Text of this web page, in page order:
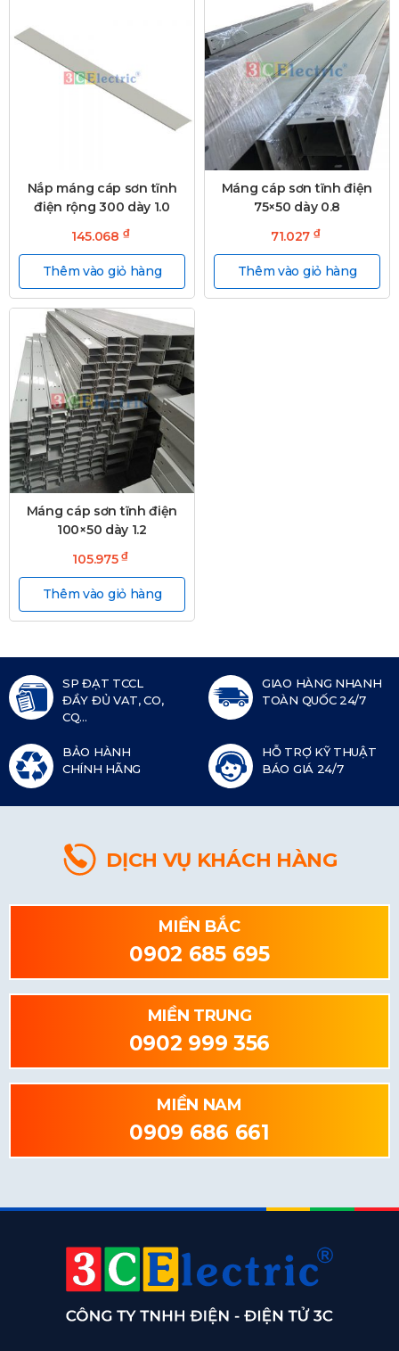
Nắp máng cáp sơn tĩnh
điện rộng 300 dày 1.0
145.068 ₫
Thêm vào giỏ hàng
Máng cáp sơn tĩnh điện
75×50 dày 0.8
71.027 ₫
Thêm vào giỏ hàng
Máng cáp sơn tĩnh điện
100×50 dày 1.2
105.975₫
Thêm vào giỏ hàng
SP ĐẠT TCCL
ĐẦY ĐỦ VAT, CO,
CQ...
GIAO HÀNG NHANH
TOÀN QUỐC 24/7
BẢO HÀNH
CHÍNH HÃNG
HỖ TRỢ KỸ THUẬT
BÁO GIÁ 24/7
DỊCH VỤ KHÁCH HÀNG
MIỀN BẮC
0902 685 695
MIỀN TRUNG
0902 999 356
MIỀN NAM
0909 686 661